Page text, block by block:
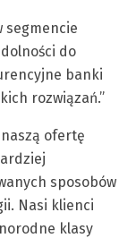
segmencie
do
banki
rozwiązań.”
ofertę
sposobów
Nasi klienci
klasy